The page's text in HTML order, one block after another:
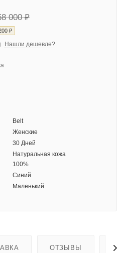
000₽
₽
Нашли дешевле?
Belt
Женские
30 Дней
Натуральная кожа
100%
Синий
Маленький
ОТЗЫВЫ